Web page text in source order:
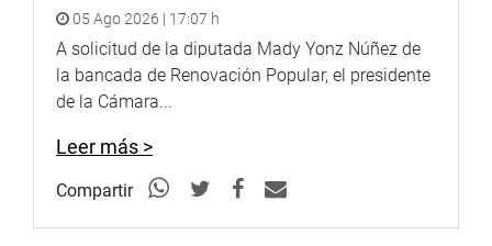
05 Ago 2026 | 17:07 h
A solicitud de la diputada Mady Yonz Núñez de
la bancada de Renovación Popular, el presidente
de la Cámara...
Leer más >
Compartir